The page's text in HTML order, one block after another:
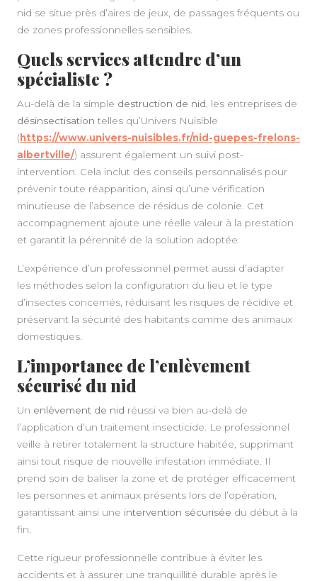
nid se situe près d’aires de jeux, de passages fréquents ou
de zones professionnelles sensibles.
Quels services attendre d’un
spécialiste ?
Au-delà de la simple destruction de nid , les entreprises de
désinsectisation telles qu’Univers Nuisible
( https://www.univers-nuisibles.fr/nid-guepes-frelons-
albertville/) assurent également un suivi post-
intervention. Cela inclut des conseils personnalisés pour
prévenir toute réapparition, ainsi qu’une vérification
minutieuse de l’absence de résidus de colonie. Cet
accompagnement ajoute une réelle valeur à la prestation
et garantit la pérennité de la solution adoptée.
L’expérience d’un professionnel permet aussi d’adapter
les méthodes selon la configuration du lieu et le type
d’insectes concernés, réduisant les risques de récidive et
préservant la sécurité des habitants comme des animaux
domestiques.
L’importance de l’enlèvement
sécurisé du nid
Un enlèvement de nid réussi va bien au-delà de
l’application d’un traitement insecticide. Le professionnel
veille à retirer totalement la structure habitée, supprimant
ainsi tout risque de nouvelle infestation immédiate. Il
prend soin de baliser la zone et de protéger efficacement
les personnes et animaux présents lors de l’opération,
garantissant ainsi une intervention sécurisée du début à la
fin.
Cette rigueur professionnelle contribue à éviter les
accidents et à assurer une tranquillité durable après le
A PROPOS